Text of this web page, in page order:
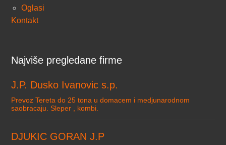
Oglasi
Kontakt
Najviše pregledane firme
J.P. Dusko Ivanovic s.p.
Prevoz Tereta do 25 tona u domacem i medjunarodnom
saobracaju. Sleper , kombi.
DJUKIC GORAN J.P